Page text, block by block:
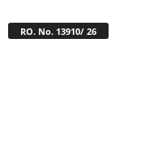
RO. No. 13910/ 26